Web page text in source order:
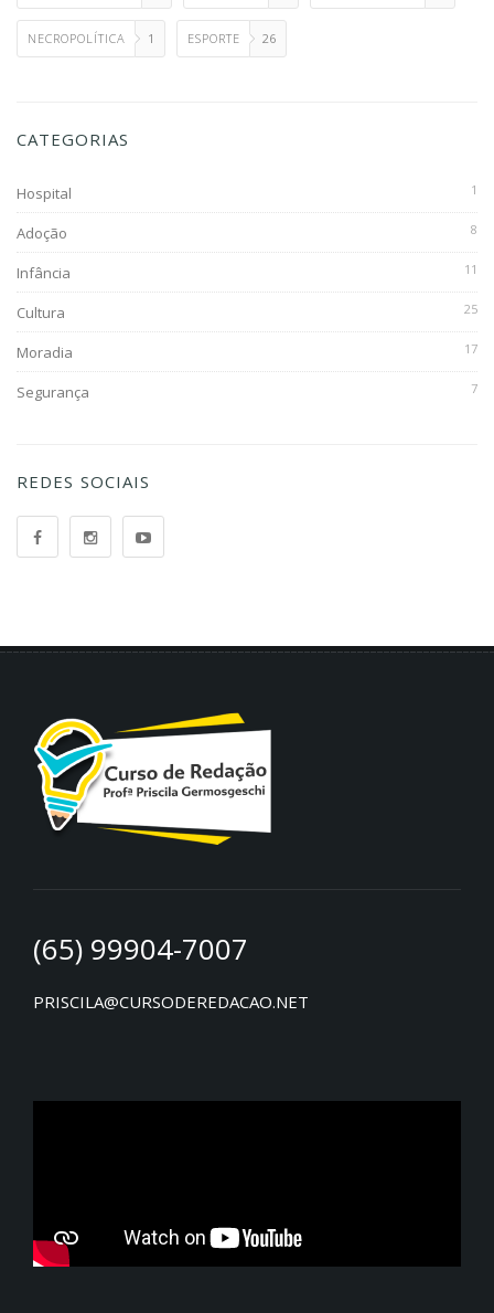
NECROPOLÍTICA 1 ESPORTE 26
CATEGORIAS
Hospital 1
Adoção 8
Infância 11
Cultura 25
Moradia 17
Segurança 7
REDES SOCIAIS
(65) 99904-7007
PRISCILA@CURSODEREDACAO.NET